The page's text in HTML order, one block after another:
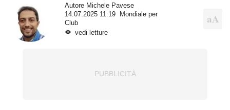
Autore Michele Pavese
14.07.2025 11:19
Mondiale per
Club
vedi letture